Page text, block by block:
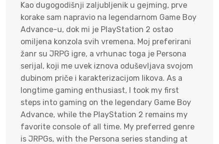
Kao dugogodišnji zaljubljenik u gejming, prve
korake sam napravio na legendarnom Game Boy
Advance-u, dok mi je PlayStation 2 ostao
omiljena konzola svih vremena. Moj preferirani
žanr su JRPG igre, a vrhunac toga je Persona
serijal, koji me uvek iznova oduševljava svojom
dubinom priče i karakterizacijom likova. As a
longtime gaming enthusiast, I took my first
steps into gaming on the legendary Game Boy
Advance, while the PlayStation 2 remains my
favorite console of all time. My preferred genre
is JRPGs, with the Persona series standing at